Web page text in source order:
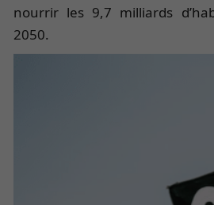
nourrir les 9,7 milliards
2050.